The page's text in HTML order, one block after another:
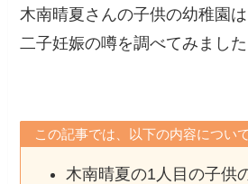
木南晴夏さんの子供の幼稚園
二子妊娠の噂を調べてみました
この記事では、以下の内容につい
木南晴夏の1人目の子供